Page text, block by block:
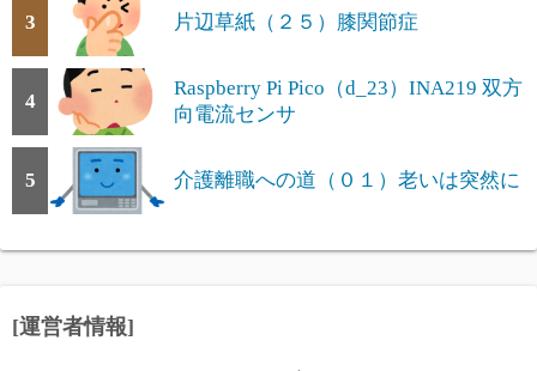
3 片辺草紙（２５）膝関節症
4
Raspberry Pi Pico（d_23）INA219 双方
向電流センサ
5 介護離職への道（０１）老いは突然に
[運営者情報]